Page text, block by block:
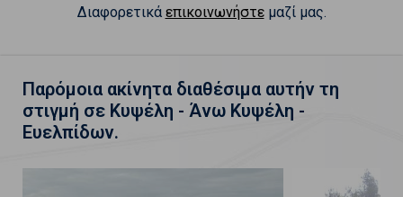
Διαφορετικά επικοινωνήστεμαζί μας.
Παρόμοια ακίνητα διαθέσιμα αυτήν τη
στιγμή σε Κυψέλη - Άνω Κυψέλη -
Ευελπίδων.